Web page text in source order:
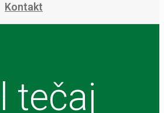
Kontakt
tečaj